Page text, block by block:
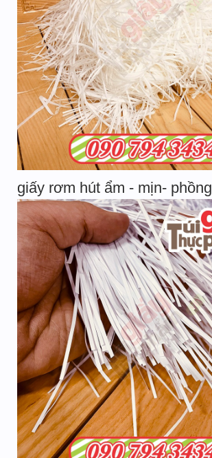
giấy rơm hút ẩm - mịn- phồng